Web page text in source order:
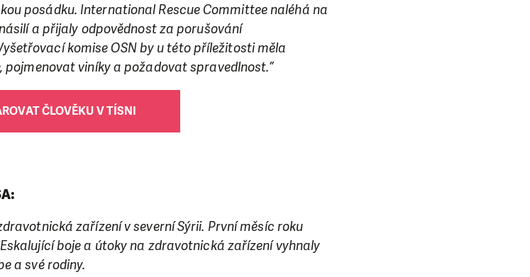
posádku. International Rescue Committee naléhá na
a přijaly odpovědnost za porušování
komise OSN by u této příležitosti měla
pojmenovat viníky a požadovat spravedlnost.”
ČLOVĚKU V TÍSNI
zařízení v severní Sýrii. První měsíc roku
boje a útoky na zdravotnická zařízení vyhnaly
a své rodiny.